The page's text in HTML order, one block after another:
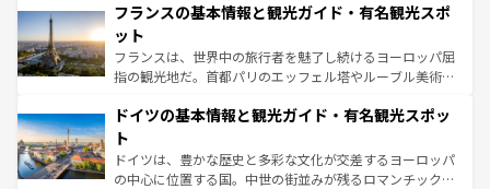
ませてくれるイタリアで、忘れられない旅をしてみよう！
なお、新着のイタリア情報は
しい。
文化が根付くこの国では、情熱的なフラメンコ、熱気あふ
れる闘牛、そして美味しいタパスが生活の一部となってい
る。首都マドリードの洗練された雰囲気や、バルセロナの
アートに溢れた街角から、地方では古代ローマ遺跡や中世
せる。地方によって風土や気候が異なるスペインはその個
ンテンツ一覧 を参照してほしい。
フランスの基本情報と観光ガイド・有名観光スポ
ット
フランスは、世界中の旅行者を魅了し続けるヨーロッパ屈
指の観光地だ。首都パリのエッフェル塔やルーブル美術館
で、幅広い魅力が詰まっている。華麗な宮殿、歴史的な大
聖堂、美しいビーチ、そして豊かな自然が、訪れる者を心
から魅了する。また、フランスは美食の国としても知ら
れ、フランス料理はユネスコ無形文化遺産にも登録されて
ドイツの基本情報と観光ガイド・有名観光スポッ
ト
ドイツは、豊かな歴史と多彩な文化が交差するヨーロッパ
の中心に位置する国。中世の街並みが残るロマンチック街